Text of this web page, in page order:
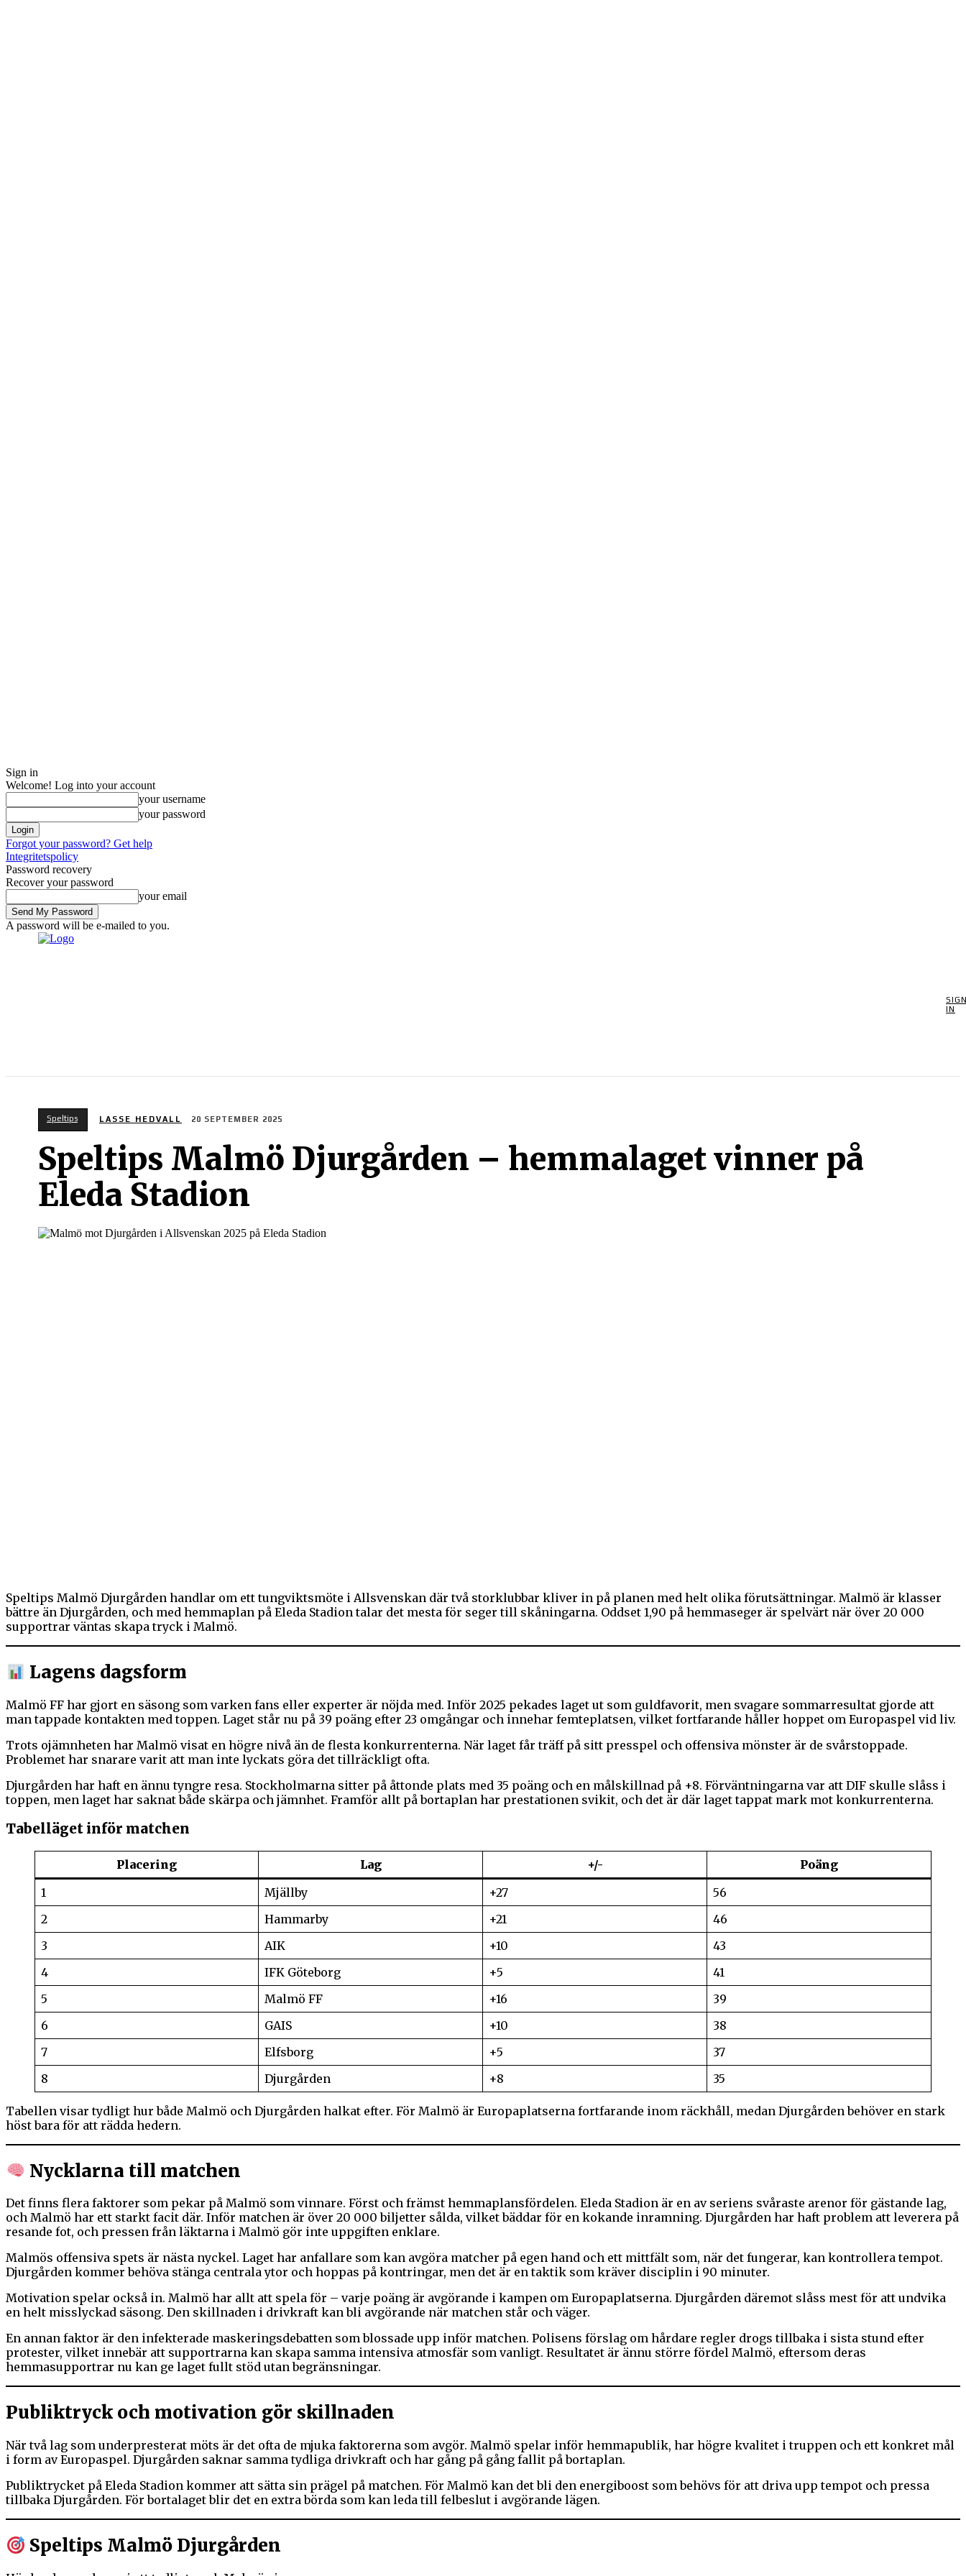
Sign in
Welcome! Log into your account
your username
your password
Forgot your password? Get help
Integritetspolicy
Password recovery
Recover your password
your email
A password will be e-mailed to you.
IN
Speltips LASSE HEDVALL 20 SEPTEMBER 2025
Speltips Malmö Djurgården – hemmalaget vinner på
Eleda Stadion
Speltips Malmö Djurgården handlar om ett tungviktsmöte i Allsvenskan där två storklubbar kliver in på planen med helt olika förutsättningar. Malmö är klasser
bättre än Djurgården, och med hemmaplan på Eleda Stadion talar det mesta för seger till skåningarna. Oddset 1,90 på hemmaseger är spelvärt när över 20 000
supportrar väntas skapa tryck i Malmö.
Lagens dagsform
Malmö FF har gjort en säsong som varken fans eller experter är nöjda med. Inför 2025 pekades laget ut som guldfavorit, men svagare sommarresultat gjorde att
man tappade kontakten med toppen. Laget står nu på 39 poäng efter 23 omgångar och innehar femteplatsen, vilket fortfarande håller hoppet om Europaspel vid liv.
Trots ojämnheten har Malmö visat en högre nivå än de flesta konkurrenterna. När laget får träff på sitt presspel och offensiva mönster är de svårstoppade.
Problemet har snarare varit att man inte lyckats göra det tillräckligt ofta.
Djurgården har haft en ännu tyngre resa. Stockholmarna sitter på åttonde plats med 35 poäng och en målskillnad på +8. Förväntningarna var att DIF skulle slåss i
toppen, men laget har saknat både skärpa och jämnhet. Framför allt på bortaplan har prestationen svikit, och det är där laget tappat mark mot konkurrenterna.
Tabelläget inför matchen
Placering Lag +/-
Poäng
1
Mjällby +27
56
2
Hammarby +21
46
3
AIK +10
43
4
IFK Göteborg +5
41
5
Malmö FF +16
39
6
GAIS +10
38
7
Elfsborg +5
37
8
Djurgården +8 35
Tabellen visar tydligt hur både Malmö och Djurgården halkat efter. För Malmö är Europaplatserna fortfarande inom räckhåll, medan Djurgården behöver en stark
höst bara för att rädda hedern.
Nycklarna till matchen
Det finns flera faktorer som pekar på Malmö som vinnare. Först och främst hemmaplansfördelen. Eleda Stadion är en av seriens svåraste arenor för gästande lag,
och Malmö har ett starkt facit där. Inför matchen är över 20 000 biljetter sålda, vilket bäddar för en kokande inramning. Djurgården har haft problem att leverera på
resande fot, och pressen från läktarna i Malmö gör inte uppgiften enklare.
Malmös offensiva spets är nästa nyckel. Laget har anfallare som kan avgöra matcher på egen hand och ett mittfält som, när det fungerar, kan kontrollera tempot.
Djurgården kommer behöva stänga centrala ytor och hoppas på kontringar, men det är en taktik som kräver disciplin i 90 minuter.
Motivation spelar också in. Malmö har allt att spela för – varje poäng är avgörande i kampen om Europaplatserna. Djurgården däremot slåss mest för att undvika
en helt misslyckad säsong. Den skillnaden i drivkraft kan bli avgörande när matchen står och väger.
En annan faktor är den infekterade maskeringsdebatten som blossade upp inför matchen. Polisens förslag om hårdare regler drogs tillbaka i sista stund efter
protester, vilket innebär att supportrarna kan skapa samma intensiva atmosfär som vanligt. Resultatet är ännu större fördel Malmö, eftersom deras
hemmasupportrar nu kan ge laget fullt stöd utan begränsningar.
Publiktryck och motivation gör skillnaden
När två lag som underpresterat möts är det ofta de mjuka faktorerna som avgör. Malmö spelar inför hemmapublik, har högre kvalitet i truppen och ett konkret mål
i form av Europaspel. Djurgården saknar samma tydliga drivkraft och har gång på gång fallit på bortaplan.
Publiktrycket på Eleda Stadion kommer att sätta sin prägel på matchen. För Malmö kan det bli den energiboost som behövs för att driva upp tempot och pressa
tillbaka Djurgården. För bortalaget blir det en extra börda som kan leda till felbeslut i avgörande lägen.
Speltips Malmö Djurgården